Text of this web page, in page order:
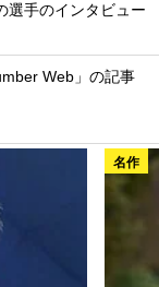
選手のインタビュー
Web」の記事
名作